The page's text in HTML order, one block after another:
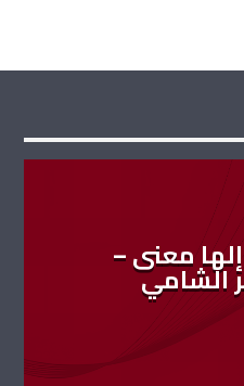
معنى –
الشامي